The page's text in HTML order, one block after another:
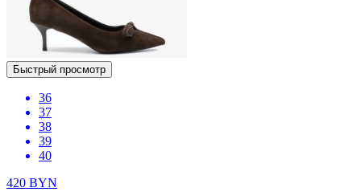
Быстрый просмотр
36
37
38
39
40
420 BYN